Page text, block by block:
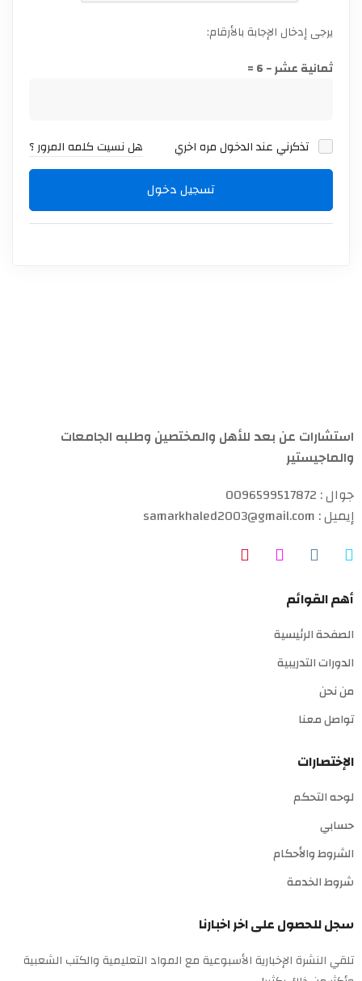
يرجى إدخال الإجابة بالأرقام:
ثمانية عشر − 6 =
تذكرني عند الدخول مره اخري هل نسيت كلمه المرور ؟
تسجيل دخول
استشارات عن بعد للأهل والمختصين وطلبه الجامعات
والماجيستير
جوال : 0096599517872
إيميل : samarkhaled2003@gmail.com
أهم القوائم
الصفحة الرئيسية
الدورات التدريبية
من نحن
تواصل معنا
الإختصارات
لوحه التحكم
حسابي
الشروط والأحكام
شروط الخدمة
سجل للحصول على اخر اخبارنا
تلقي النشرة الإخبارية الأسبوعية مع المواد التعليمية والكتب الشعبية